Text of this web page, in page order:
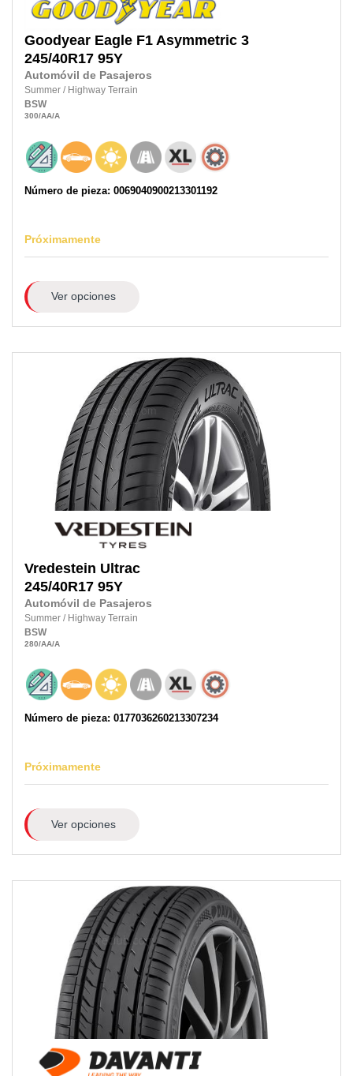
Goodyear Eagle F1 Asymmetric 3
245/40R17 95Y
Automóvil de Pasajeros
Summer / Highway Terrain
BSW
300/AA/A
Número de pieza: 0069040900213301192
Próximamente
Ver opciones
Vredestein Ultrac
245/40R17 95Y
Automóvil de Pasajeros
Summer / Highway Terrain
BSW
280/AA/A
Número de pieza: 0177036260213307234
Próximamente
Ver opciones